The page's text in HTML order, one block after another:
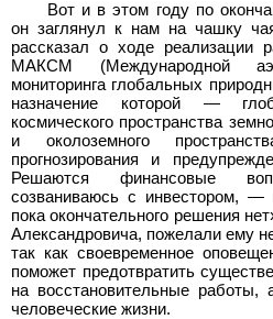
Вот и в этом году по
он заглянул к нам на чашку
рассказал о ходе реализации
МАКСМ (Международной
мониторинга глобальных
назначение которой —
космического пространства
и околоземного
прогнозирования и
Решаются финансовые
созваниваюсь с инвестором,
пока окончательного решения
Александровича, пожелали ему
так как своевременное
поможет предотвратить
на восстановительные
человеческие жизни.